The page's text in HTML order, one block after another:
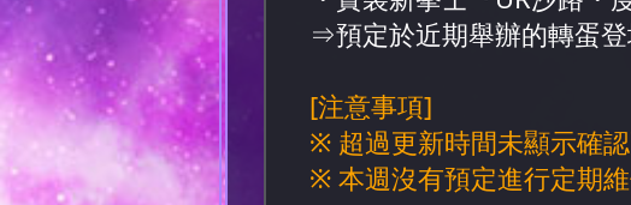
⇒預定於近期舉辦的轉蛋登
[注意事項]
※ 超過更新時間未顯示確
※ 本週沒有預定進行定期維